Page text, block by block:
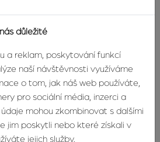
důležité
a reklam, poskytování funkcí
naší návštěvnosti využíváme
o tom, jak náš web používáte,
pro sociální média, inzerci a
mohou zkombinovat s dalšími
jim poskytli nebo které získali v
jejich služby.